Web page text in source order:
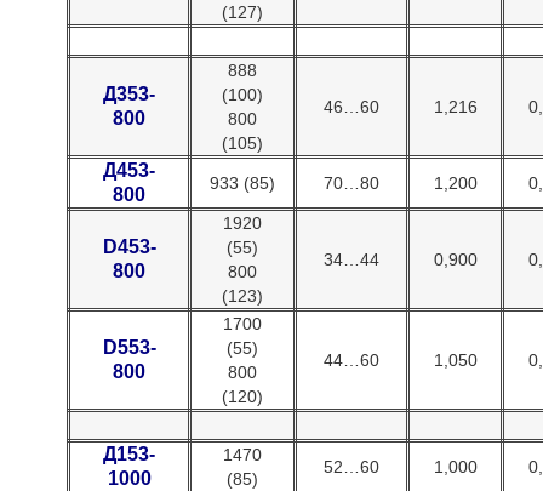
(127)
Д353-
800
888
(100)
800
(105)
46…60 1,216
Д453-
800
933 (85) 70…80 1,200
D453-
800
1920
(55)
800
(123)
34…44 0,900
D553-
800
1700
(55)
800
(120)
44…60 1,050
Д153-
1000
1470
(85)
52…60 1,000